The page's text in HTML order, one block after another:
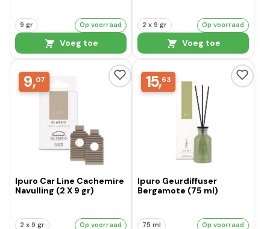
9 gr Op voorraad
Voeg toe
2 x 9 gr Op voorraad
Voeg toe
9,07
Ipuro Car Line Cachemire
Navulling (2 X 9 gr)
2 x 9 gr Op voorraad
15,63
Ipuro Geurdiffuser
Bergamote (75 ml)
75 ml Op voorraad